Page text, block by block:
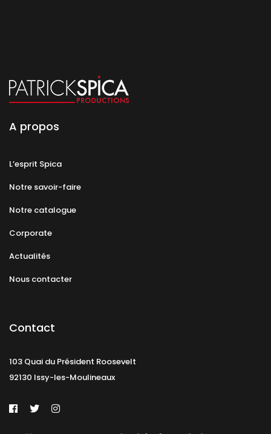
A propos
L’esprit Spica
Notre savoir-faire
Notre catalogue
Corporate
Actualités
Nous contacter
Contact
103 Quai du Président Roosevelt
92130 Issy-les-Moulineaux